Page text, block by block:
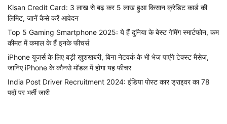
Kisan Credit Card: 3 लाख से बढ़ कर 5 लाख हुआ किसान क्रेडिट कार्ड की
लिमिट, जानें कैसे करें आवेदन
Top 5 Gaming Smartphone 2025: ये हैं दुनिया के बेस्ट गेमिंग स्मार्टफोन, कम
कीमत में कमाल के हैं इनके फीचर्स
iPhone यूजर्स के लिए बड़ी खुशखबरी, बिना नेटवर्क के भी भेज पाएंगे टेक्स्ट मैसेज,
जानिए iPhone के कौनसे मॉडल में होगा यह फीचर
India Post Driver Recruitment 2024: इंडिया पोस्ट कार ड्राइवर का 78
पदों पर भर्ती जारी